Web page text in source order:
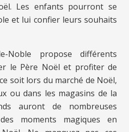
Les enfants pourront se
et lui confier leurs souhaits
Noble propose différents
le Père Noël et profiter de
soit lors du marché de Noël,
ou dans les magasins de la
auront de nombreuses
moments magiques en